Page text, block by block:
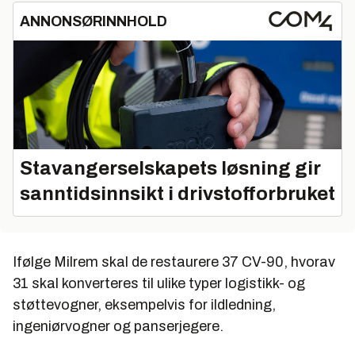
ANNONSØRINNHOLD
Stavangerselskapets løsning gir
sanntidsinnsikt i drivstofforbruket
Ifølge Milrem skal de restaurere 37 CV-90, hvorav
31 skal konverteres til ulike typer logistikk- og
støttevogner, eksempelvis for ildledning,
ingeniørvogner og panserjegere.